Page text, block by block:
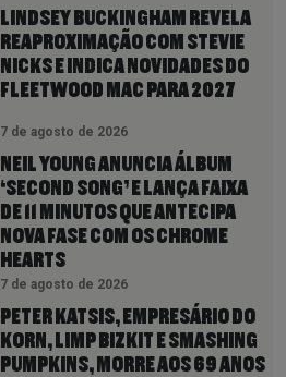
LINDSEY BUCKINGHAM REVELA
REAPROXIMAÇÃO COM STEVIE
NICKS E INDICA NOVIDADES DO
FLEETWOOD MAC PARA 2027
7 de agosto de 2026
NEIL YOUNG ANUNCIA ÁLBUM
‘SECOND SONG’ E LANÇA FAIXA
DE 11 MINUTOS QUE ANTECIPA
NOVA FASE COM OS CHROME
HEARTS
7 de agosto de 2026
PETER KATSIS, EMPRESÁRIO DO
KORN, LIMP BIZKIT E SMASHING
PUMPKINS, MORRE AOS 69 ANOS